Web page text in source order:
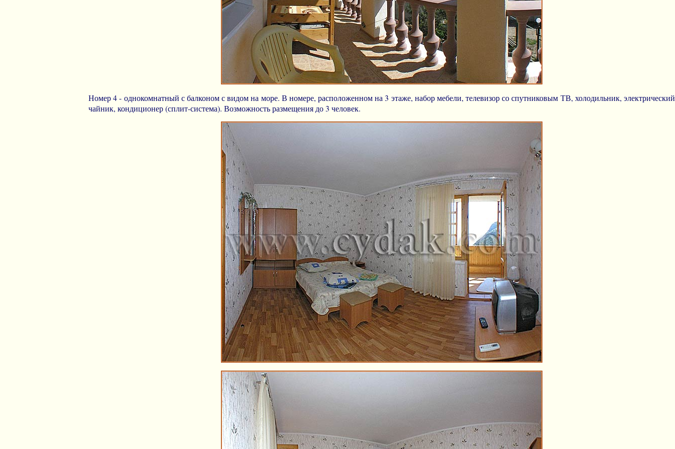
Номер 4 - однокомнатный с балконом с видом на море. В номере, расположенном на 3 этаже, набор мебели, телевизор со спутниковым ТВ, холодильник, электрический
чайник, кондиционер (сплит-система). Возможность размещения до 3 человек.